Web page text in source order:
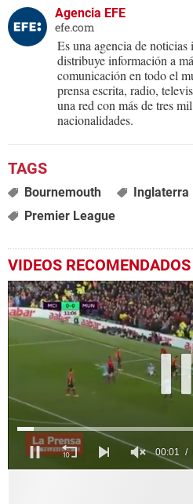
Agencia EFE
efe.com
Es una agencia de
distribuye información a
comunicación en todo el
prensa escrita, radio,
una red con más de tres
nacionalidades.
Bournemouth Inglaterra
Premier League
VIDEOS RECOMENDADOS